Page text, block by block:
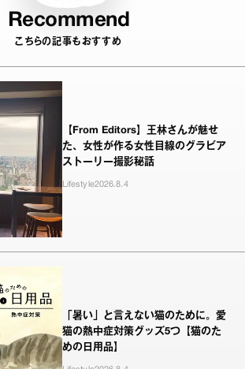
Recommend
こちらの記事もおすすめ
【From Editors】王林さんが魅せ
た、女性が作る女性目線のグラビア
ストーリー撮影秘話
Lifestyle2026.8.4
「暑い」と言えない猫のために。愛
猫の熱中症対策グッズ5つ【猫のた
めの日用品】